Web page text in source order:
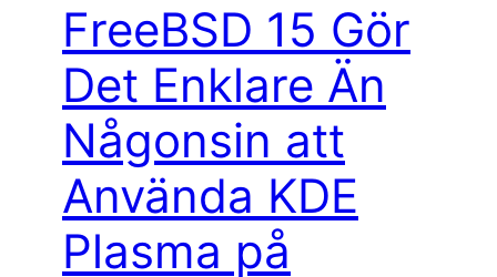
FreeBSD 15 Gör
Det Enklare Än
Någonsin att
Använda KDE
Plasma på